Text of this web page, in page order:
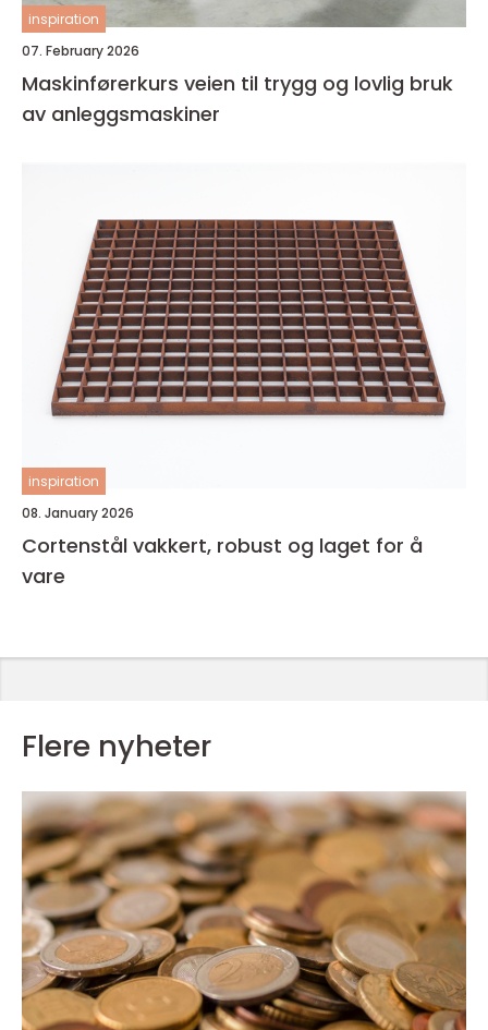
inspiration
07. February 2026
Maskinførerkurs veien til trygg og lovlig bruk
av anleggsmaskiner
inspiration
08. January 2026
Cortenstål vakkert, robust og laget for å
vare
Flere nyheter